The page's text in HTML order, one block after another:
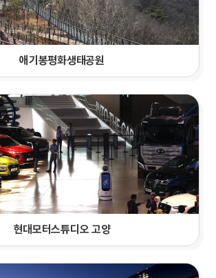
애기봉평화생태공원
현대모터스튜디오 고양